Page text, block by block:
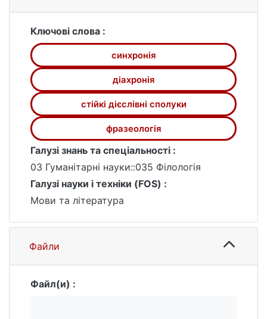
Ключові слова :
синхронія
діахронія
стійкі дієслівні сполуки
фразеологія
Галузі знань та спеціальності :
03 Гуманітарні науки::035 Філологія
Галузі науки і техніки (FOS) :
Мови та література
Файли
Файл(и) :